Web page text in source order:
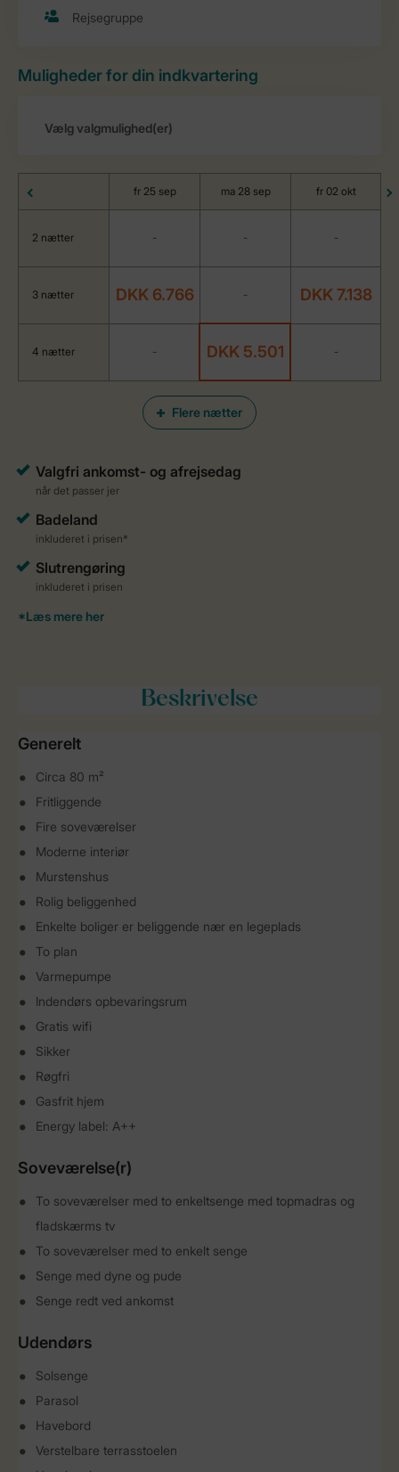
Muligheder for din indkvartering
Flere nætter
fr 25 sep ma 28 sep fr 02 okt
2 nætter - - -
3 nætter DKK 6.766 - DKK 7.138
4 nætter - DKK 5.501 -
Beskrivelse
Generelt
Circa 80 m²
Fritliggende
Fire soveværelser
Moderne interiør
Murstenshus
Rolig beliggenhed
Enkelte boliger er beliggende nær en legeplads
To plan
Varmepumpe
Indendørs opbevaringsrum
Gratis wifi
Sikker
Røgfri
Gasfrit hjem
Energy label: A++
Soveværelse(r)
To soveværelser med to enkeltsenge med topmadras og
fladskærms tv
To soveværelser med to enkelt senge
Senge med dyne og pude
Senge redt ved ankomst
Udendørs
Solsenge
Parasol
Havebord
Verstelbare terrasstoelen